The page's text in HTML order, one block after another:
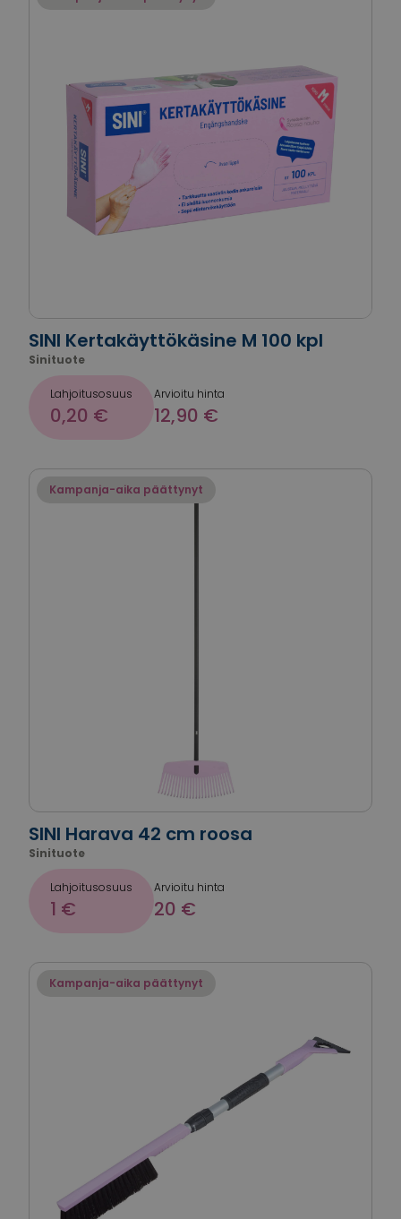
SINI Kertakäyttökäsine M 100 kpl
Sinituote
Lahjoitusosuus
0,20 €
Arvioitu hinta
12,90 €
Kampanja-aika päättynyt
SINI Harava 42 cm roosa
Sinituote
Lahjoitusosuus
1 €
Arvioitu hinta
20 €
Kampanja-aika päättynyt